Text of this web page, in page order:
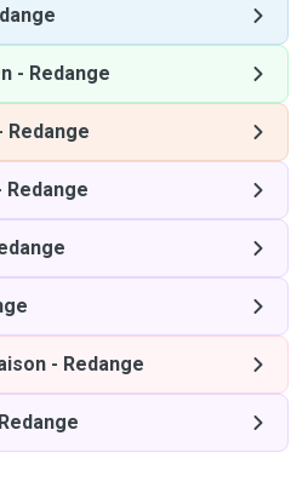
- Redange
Redange
Redange
- Redange
Redange